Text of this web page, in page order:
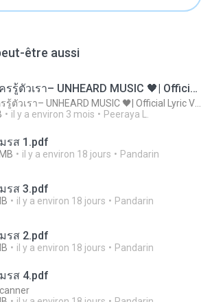
être aussi
ไม่มีใครรู้ตัวเรา– UNHEARD MUSIC 🖤| Official Lyric Video | เพลงสู้ชีวิต
il y a environ 3 mois Peeraya L.
รส 1.pdf
il y a environ 18 jours Pandarin
รส 3.pdf
il y a environ 18 jours Pandarin
รส 2.pdf
il y a environ 18 jours Pandarin
รส 4.pdf